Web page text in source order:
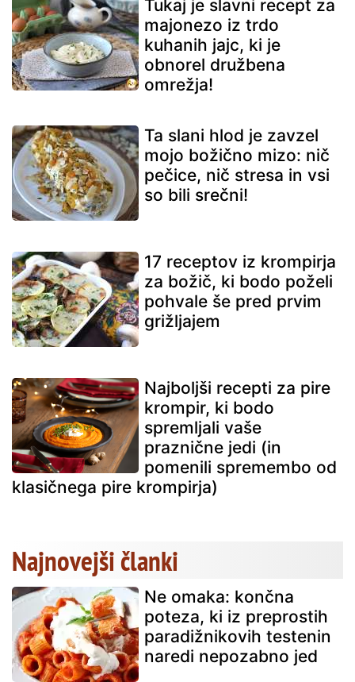
Tukaj je slavni recept za
majonezo iz trdo
kuhanih jajc, ki je
obnorel družbena
omrežja!
Ta slani hlod je zavzel
mojo božično mizo: nič
pečice, nič stresa in vsi
so bili srečni!
17 receptov iz krompirja
za božič, ki bodo poželi
pohvale še pred prvim
grižljajem
Najboljši recepti za pire
krompir, ki bodo
spremljali vaše
praznične jedi (in
pomenili spremembo od
klasičnega pire krompirja)
Najnovejši članki
Ne omaka: končna
poteza, ki iz preprostih
paradižnikovih testenin
naredi nepozabno jed